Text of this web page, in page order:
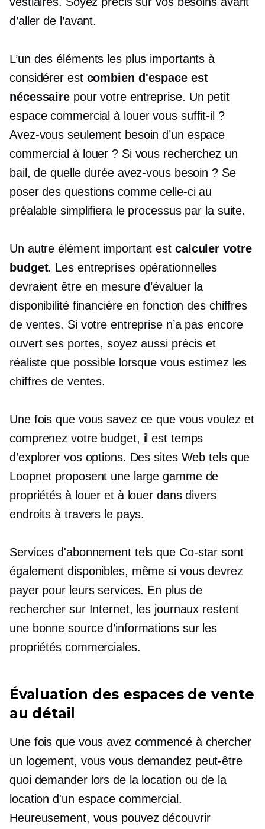
d’aller de l’avant.
L’un des éléments les plus importants à
considérer est combien d'espace est
nécessaire pour votre entreprise. Un petit
espace commercial à louer vous suffit-il ?
Avez-vous seulement besoin d’un espace
commercial à louer ? Si vous recherchez un
bail, de quelle durée avez-vous besoin ? Se
poser des questions comme celle-ci au
préalable simplifiera le processus par la suite.
Un autre élément important est calculer votre
budget. Les entreprises opérationnelles
devraient être en mesure d’évaluer la
disponibilité financière en fonction des chiffres
de ventes. Si votre entreprise n’a pas encore
ouvert ses portes, soyez aussi précis et
réaliste que possible lorsque vous estimez les
chiffres de ventes.
Une fois que vous savez ce que vous voulez et
comprenez votre budget, il est temps
d’explorer vos options. Des sites Web tels que
Loopnet proposent une large gamme de
propriétés à louer et à louer dans divers
endroits à travers le pays.
Services d'abonnement tels que Co-star sont
également disponibles, même si vous devrez
payer pour leurs services. En plus de
rechercher sur Internet, les journaux restent
une bonne source d’informations sur les
propriétés commerciales.
Évaluation des espaces de vente
au détail
Une fois que vous avez commencé à chercher
un logement, vous vous demandez peut-être
quoi demander lors de la location ou de la
location d'un espace commercial.
Heureusement, vous pouvez découvrir